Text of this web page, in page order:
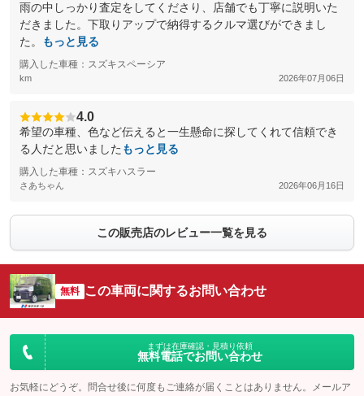
雨の中しっかり査定をしてくださり、店舗でも丁寧に説明いた
だきました。下取りアップで納得するクルマ選びができまし
た。
もっと見る
購入した車種：スズキスペーシア
km 2026年07月06日
4.0
希望の車種、色など伝えると一生懸命に探してくれて信頼でき
る人だと思いました もっと見る
購入した車種：スズキハスラー
さあちゃん 2026年06月16日
この販売店のレビュー一覧を見る
無料 この車両に関するお問い合わせ
まずは在庫確認・見積り依頼
無料電話でお問い合わせ
お気軽にどうぞ。問合せ後に何度もご連絡が届くことはありません。メールア